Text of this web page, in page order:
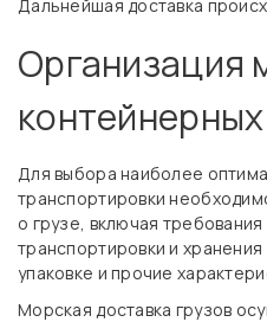
Дальнейшая доставка
Организация
Для выбора наиболее
транспортировки
о грузе, включая
транспортировки и
упаковке и прочие
Морская доставка грузов